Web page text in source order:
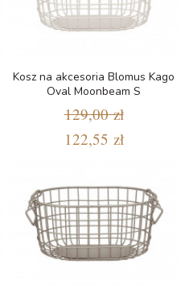
Kosz na akcesoria Blomus Kago
Oval Moonbeam S
129,00 zł
122,55 zł